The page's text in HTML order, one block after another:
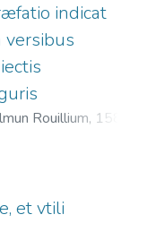
indicat
versibus
Rouillium, 1581
ca. 1590
et vtili